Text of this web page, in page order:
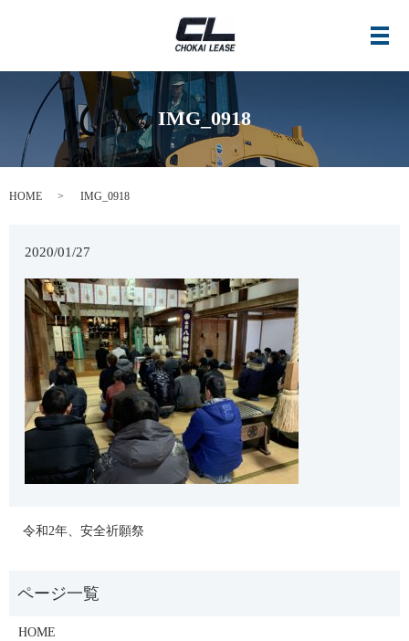
メ
IMG_0918
HOME IMG_0918
2020/01/27
令和2年、安全祈願祭
HOME